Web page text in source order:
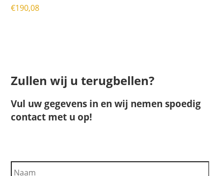
€190,08
Zullen wij u terugbellen?
Vul uw gegevens in en wij nemen spoedig
contact met u op!
N
a